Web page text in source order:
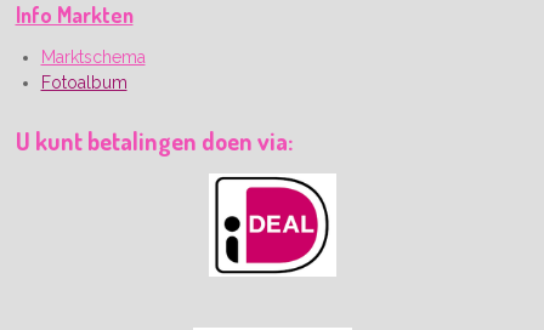
Info Markten
Marktschema
Fotoalbum
U kunt betalingen doen via: